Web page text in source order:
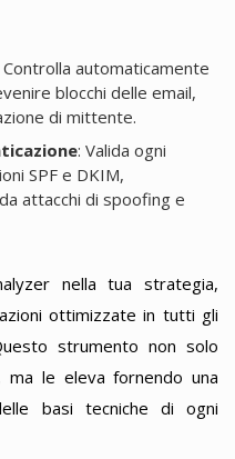
Controlla automaticamente
blocchi delle email,
di mittente.
: Valida ogni
SPF e DKIM,
attacchi di spoofing e
nella tua strategia,
ottimizzate in tutti gli
strumento non solo
ma le eleva fornendo una
basi tecniche di ogni